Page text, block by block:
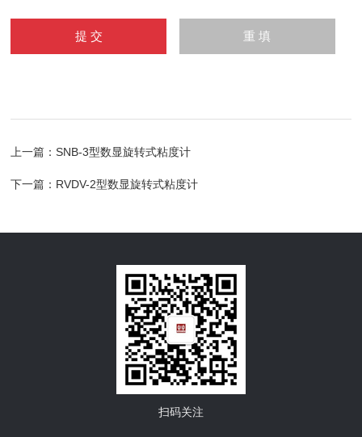
上一篇：SNB-3型数显旋转式粘度计
下一篇： RVDV-2型数显旋转式粘度计
扫码关注